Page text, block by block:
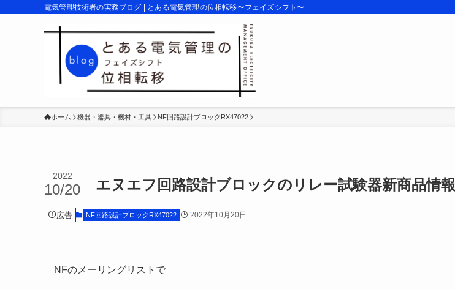
電気管理技術者の実務ブログ | とある電気管理の位相転移〜フェイズシフト〜
ホーム 機器・器具・機材・工具 NF回路設計ブロックRX47022
エヌエフ回路設計ブロックのリレー試験器新商品情報
2022
10/20
広告 NF回路設計ブロックRX47022 2022年10月20日
NFのメーリングリストで